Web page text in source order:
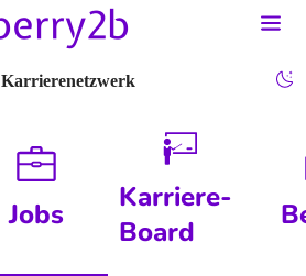
Karrierenetzwerk
Jobs
Karriere-
Board